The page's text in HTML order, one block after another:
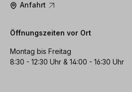
Anfahrt
Öffnungszeiten vor Ort
Montag bis Freitag
8:30 - 12:30 Uhr & 14:00 - 16:30 Uhr